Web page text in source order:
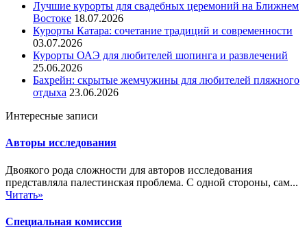
Лучшие курорты для свадебных церемоний на Ближнем
Востоке 18.07.2026
Курорты Катара: сочетание традиций и современности
03.07.2026
Курорты ОАЭ для любителей шопинга и развлечений
25.06.2026
Бахрейн: скрытые жемчужины для любителей пляжного
отдыха 23.06.2026
Интересные записи
Авторы исследования
Двоякого рода сложности для авторов исследования
представляла палестинская проблема. С одной стороны, сам...
Читать»
Специальная комиссия